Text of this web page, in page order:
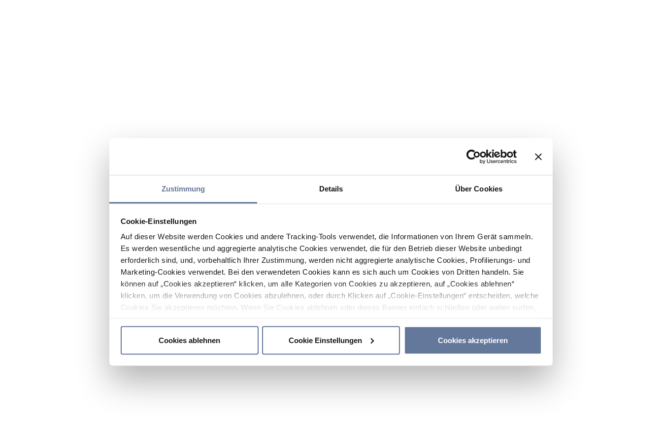
Zustimmung Details Über Cookies
Cookie-Einstellungen
Auf dieser Website werden Cookies und andere Tracking-Tools verwendet, die Informationen von Ihrem Gerät sammeln.
Es werden wesentliche und aggregierte analytische Cookies verwendet, die für den Betrieb dieser Website unbedingt
erforderlich sind, und, vorbehaltlich Ihrer Zustimmung, werden nicht aggregierte analytische Cookies, Profilierungs- und
Marketing-Cookies verwendet. Bei den verwendeten Cookies kann es sich auch um Cookies von Dritten handeln. Sie
können auf „Cookies akzeptieren“ klicken, um alle Kategorien von Cookies zu akzeptieren, auf „Cookies ablehnen“
klicken, um die Verwendung von Cookies abzulehnen, oder durch Klicken auf „Cookie-Einstellungen“ entscheiden, welche
Cookies Sie akzeptieren möchten. Wenn Sie Cookies ablehnen oder dieses Banner einfach schließen oder weiter surfen,
Cookies ablehnen
Cookie Einstellungen Cookies akzeptieren